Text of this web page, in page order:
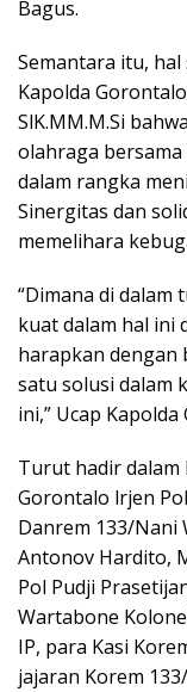
Bagus.
Semantara itu,
Kapolda
SlK.MM.M.Si
olahraga
dalam rangka
Sinergitas dan
memelihara
“Dimana di dalam
kuat dalam hal ini
harapkan dengan
satu solusi dalam
ini,” Ucap
Turut hadir dalam
Gorontalo lrjen
Danrem 133/Nani
Antonov Hardito,
Pol Pudji
Wartabone
IP, para Kasi
jajaran Korem